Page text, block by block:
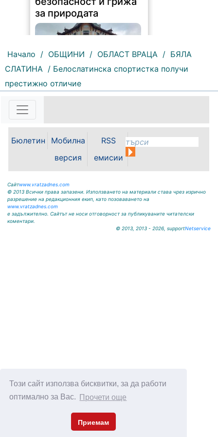
Този сайт използва бисквитки, за да работи
оптимално за Вас.
Прочети още
Приемам
за природата
239 | 2026-08-07 14:37:47
Обръщение и поздрав на
директора на Северозападно
Враца инж. Димитър Ганчев по
случай откриването на ловния
сезон за прелетен дивеч:
Уважаеми ловци, уважаеми
служители на ловните и
горските...
Начало / ОБЩИНИ / ОБЛАСТ ВРАЦА / БЯЛА
СЛАТИНА / Белослатинска спортистка получи
престижно отличие
Бюлетин
Мобилна
версия
RSS
емисии
Сайтwww.vratzadnes.com
© 2013 Всички права запазени. Използването на материали става чрез изрично
разрешение на редакционния екип, като позоваването на
www.vratzadnes.com
е задължително. Сайтът не носи отговорност за публикуваните читателски
коментари.
© 2013, 2013 - 2026, supportNetservice